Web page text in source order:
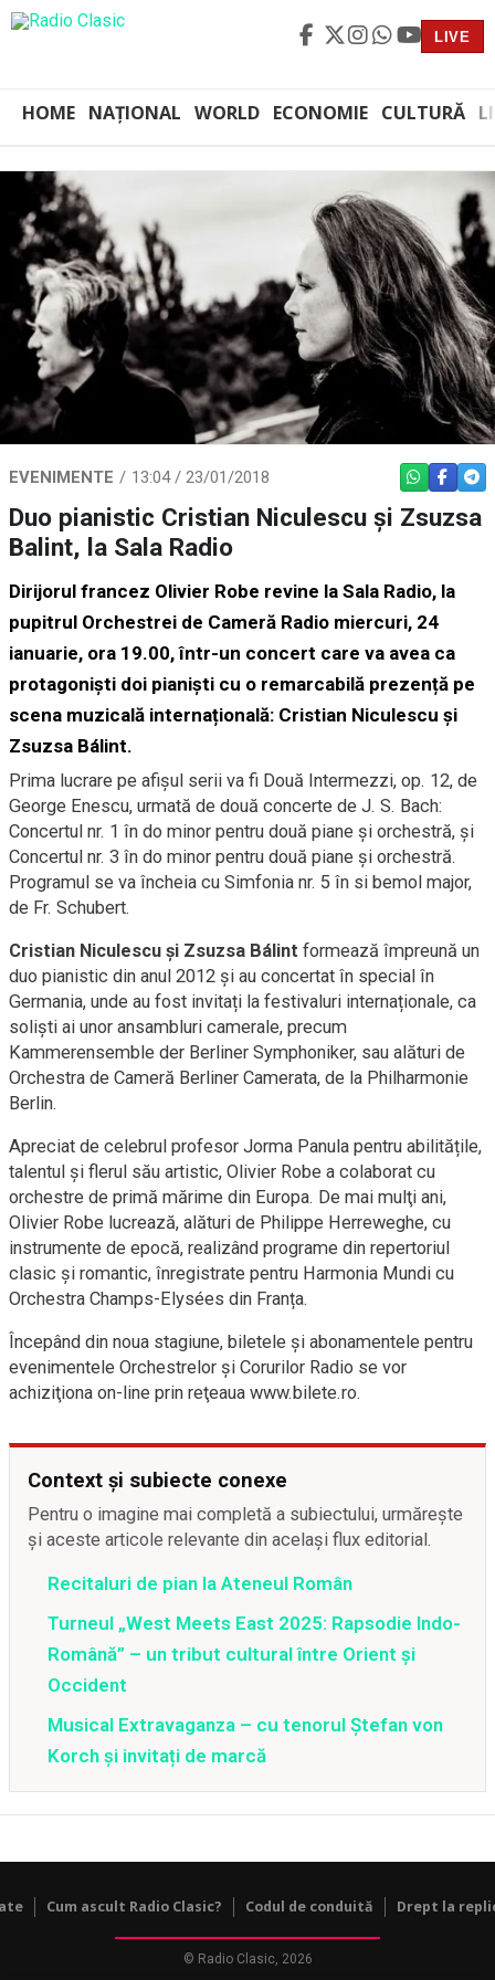
LIVE
HOME NAȚIONAL WORLD ECONOMIE CULTURĂ
EVENIMENTE 13:04 / 23/01/2018 WHATSAPP
Duo pianistic Cristian Niculescu și Zsuzsa
Balint, la Sala Radio
Dirijorul francez Olivier Robe revine la Sala Radio, la
pupitrul Orchestrei de Cameră Radio miercuri, 24
ianuarie, ora 19.00, într-un concert care va avea ca
protagoniști doi pianiști cu o remarcabilă prezență pe
scena muzicală internațională: Cristian Niculescu și
Zsuzsa Bálint.
Prima lucrare pe afișul serii va fi Două Intermezzi, op. 12, de
George Enescu, urmată de două concerte de J. S. Bach:
Concertul nr. 1 în do minor pentru două piane şi orchestră, și
Concertul nr. 3 în do minor pentru două piane şi orchestră.
Programul se va încheia cu Simfonia nr. 5 în si bemol major,
de Fr. Schubert.
Cristian Niculescu și Zsuzsa Bálint formează împreună un
duo pianistic din anul 2012 și au concertat în special în
Germania, unde au fost invitați la festivaluri internaționale, ca
soliști ai unor ansambluri camerale, precum
Kammerensemble der Berliner Symphoniker, sau alături de
Orchestra de Cameră Berliner Camerata, de la Philharmonie
Berlin.
Apreciat de celebrul profesor Jorma Panula pentru abilitățile,
talentul și flerul său artistic, Olivier Robe a colaborat cu
orchestre de primă mărime din Europa. De mai mulţi ani,
Olivier Robe lucrează, alături de Philippe Herreweghe, cu
instrumente de epocă, realizând programe din repertoriul
clasic şi romantic, înregistrate pentru Harmonia Mundi cu
Orchestra Champs-Elysées din Franța.
Începând din noua stagiune, biletele şi abonamentele pentru
evenimentele Orchestrelor şi Corurilor Radio se vor
achiziţiona on-line prin reţeaua www.bilete.ro.
Context și subiecte conexe
Pentru o imagine mai completă a subiectului, urmărește
și aceste articole relevante din același flux editorial.
Recitaluri de pian la Ateneul Român
Turneul „West Meets East 2025: Rapsodie Indo-
Română” – un tribut cultural între Orient și
Occident
Musical Extravaganza – cu tenorul Ștefan von
Korch și invitați de marcă
Cum ascult Radio Clasic? Codul de conduită Drept la
© Radio Clasic, 2026